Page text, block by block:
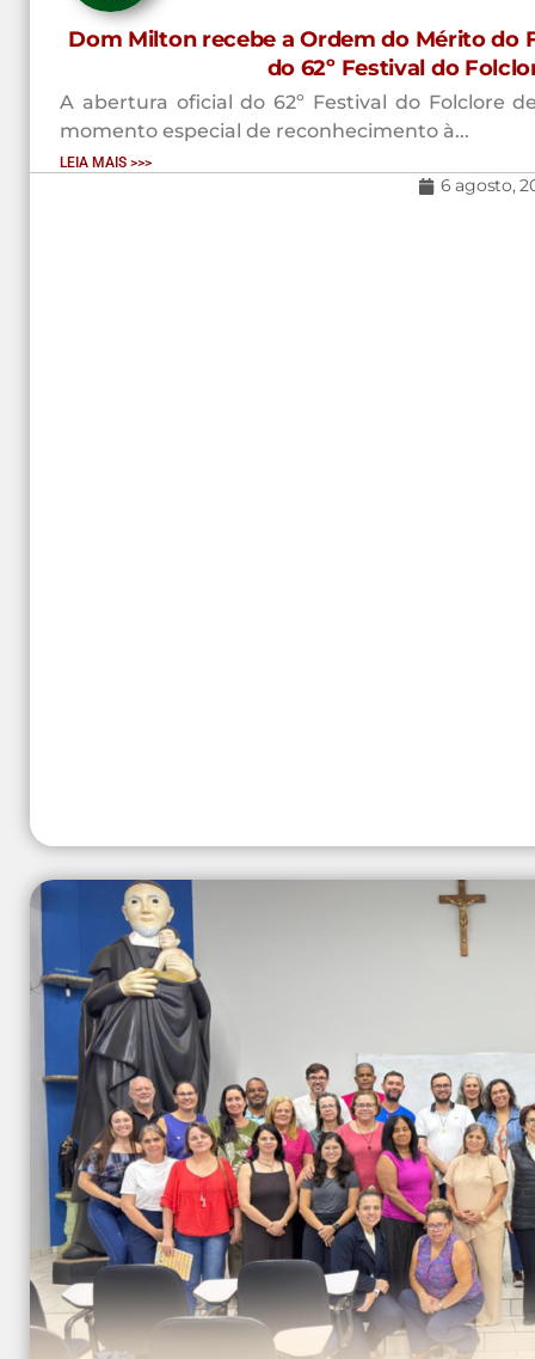
Dom Milton recebe a Ordem do Mérito do
do 62º Festival do
A abertura oficial do 62º Festival do Folclore
momento especial de reconhecimento à...
LEIA MAIS >>>
6 agosto,